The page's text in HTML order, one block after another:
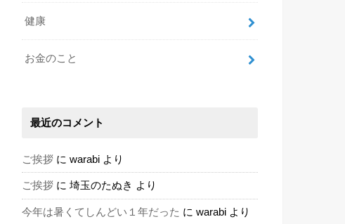
健康
お金のこと
最近のコメント
ご挨拶 に warabi より
ご挨拶 に 埼玉のたぬき より
今年は暑くてしんどい１年だった に warabi より